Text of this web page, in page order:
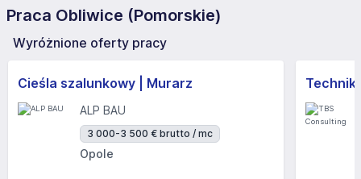
Praca Obliwice (Pomorskie)
Wyróżnione oferty pracy
Cieśla szalunkowy | Murarz
ALP BAU
3 000-3 500 € brutto / mc
Opole